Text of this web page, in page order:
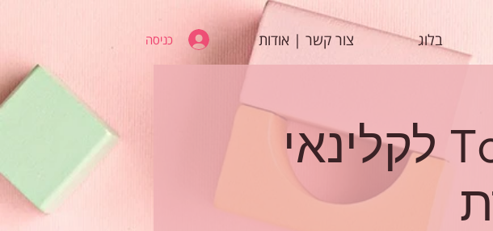
כניסה בלוג צור קשר | אודות
סדנת TouchChat לקלינאי